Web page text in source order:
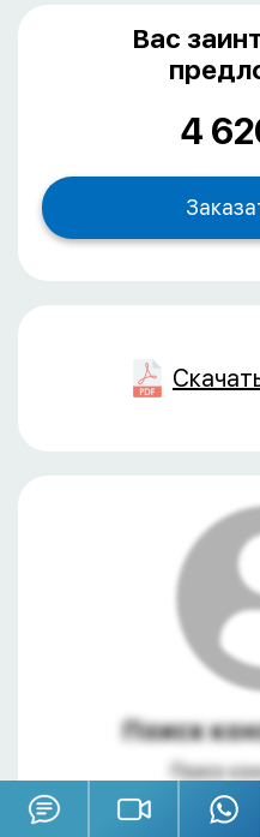
Вас
4
Поиск
Поиск
+7